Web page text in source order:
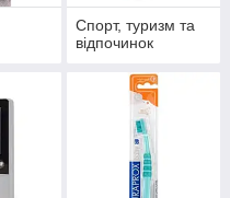
Спорт, туризм та
відпочинок